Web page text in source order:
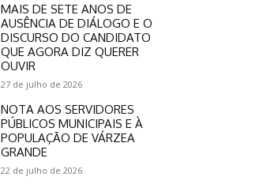
MAIS DE SETE ANOS DE
AUSÊNCIA DE DIÁLOGO E O
DISCURSO DO CANDIDATO
QUE AGORA DIZ QUERER
OUVIR
27 de julho de 2026
NOTA AOS SERVIDORES
PÚBLICOS MUNICIPAIS E À
POPULAÇÃO DE VÁRZEA
GRANDE
22 de julho de 2026